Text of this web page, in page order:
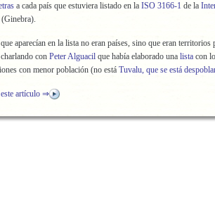
a cada país que estuviera listado en la ISO 3166-1 de la
(Ginebra).
aparecían en la lista no eran países, sino que eran territorios
con Peter Alguacil que había elaborado una lista con
con menor población (no está Tuvalu, que se está
artículo ⇒